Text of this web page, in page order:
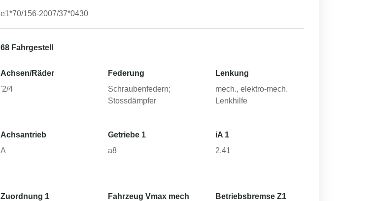
e1*70/156-2007/37*0430
68 Fahrgestell
Achsen/Räder
'2/4
Federung
Schraubenfedern;
Stossdämpfer
Lenkung
mech., elektro-mech.
Lenkhilfe
Achsantrieb
A
Getriebe 1
a8
iA 1
2,41
Zuordnung 1
Fahrzeug Vmax mech
Betriebsbremse Z1